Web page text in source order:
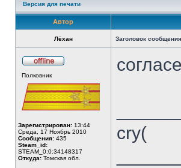
Версия для печати
Автор
Лёхан Заголовок
сети
Полковник
Зарегистрирован: 13:44
Среда, 17 Ноябрь 2010
Сообщения: 435
Steam_id:
STEAM_0:0:34148317
Откуда: Томская обл.
cry(